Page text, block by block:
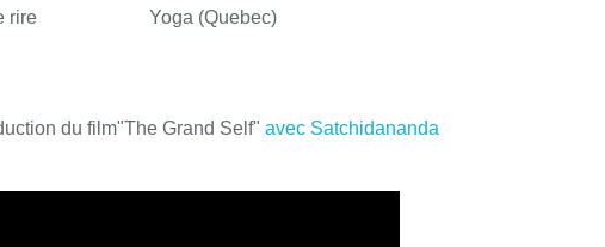
rire
Yoga (Quebec)
du film"The Grand Self" avec Satchidananda